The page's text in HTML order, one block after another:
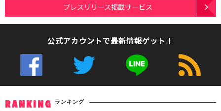
プレスリリース掲載サービス
公式アカウントで最新情報ゲット！
RANKING ランキング